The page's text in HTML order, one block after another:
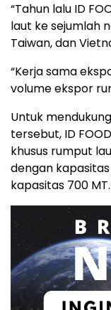
“Tahun lalu ID
laut ke sejumlah
Taiwan, dan
“Kerja sama
volume ekspor
Untuk
tersebut, ID
khusus rumput
dengan
kapasitas 700